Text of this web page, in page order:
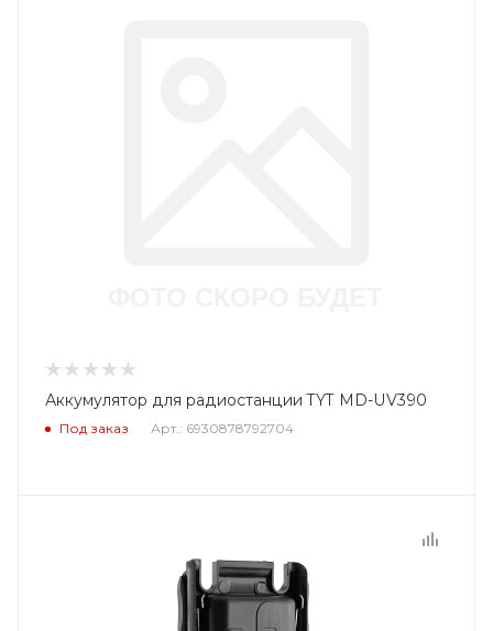
Аккумулятор для радиостанции TYT MD-UV390
Под заказ Арт.: 6930878792704